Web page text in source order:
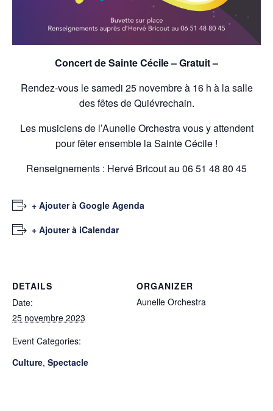
Concert de Sainte Cécile – Gratuit –
Rendez-vous le samedi 25 novembre à 16 h à la salle
des fêtes de Quiévrechain.
Les musiciens de l’Aunelle Orchestra vous y attendent
pour fêter ensemble la Sainte Cécile !
Renseignements : Hervé Bricout au 06 51 48 80 45
+ Ajouter à Google Agenda
+ Ajouter à iCalendar
DETAILS
Date:
25 novembre 2023
Event Categories:
Culture, Spectacle
ORGANIZER
Aunelle Orchestra